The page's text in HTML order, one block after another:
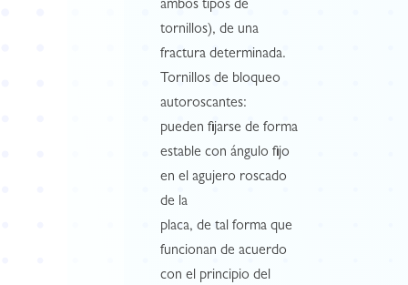
ambos tipos de
tornillos), de una
fractura determinada.
Tornillos de bloqueo
autoroscantes:
pueden fijarse de forma
estable con ángulo fijo
en el agujero roscado
de la
placa, de tal forma que
funcionan de acuerdo
con el principio del